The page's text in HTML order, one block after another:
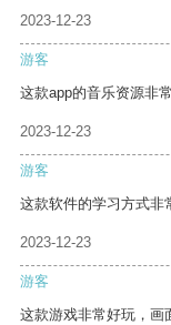
2023-12-23
游客
这款app的音乐资源非
2023-12-23
游客
这款软件的学习方式非
2023-12-23
游客
这款游戏非常好玩，画